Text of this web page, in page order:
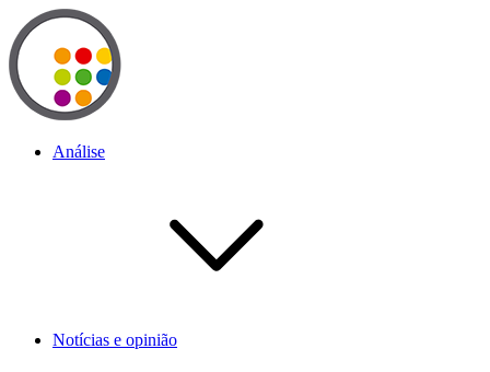
Análise
Notícias e opinião